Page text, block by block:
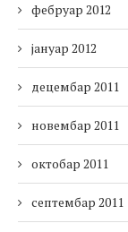
фебруар 2012
јануар 2012
децембар 2011
новембар 2011
октобар 2011
септембар 2011